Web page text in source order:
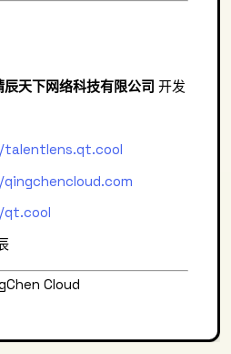
辰天下网络科技有限公司 开发
Cloud